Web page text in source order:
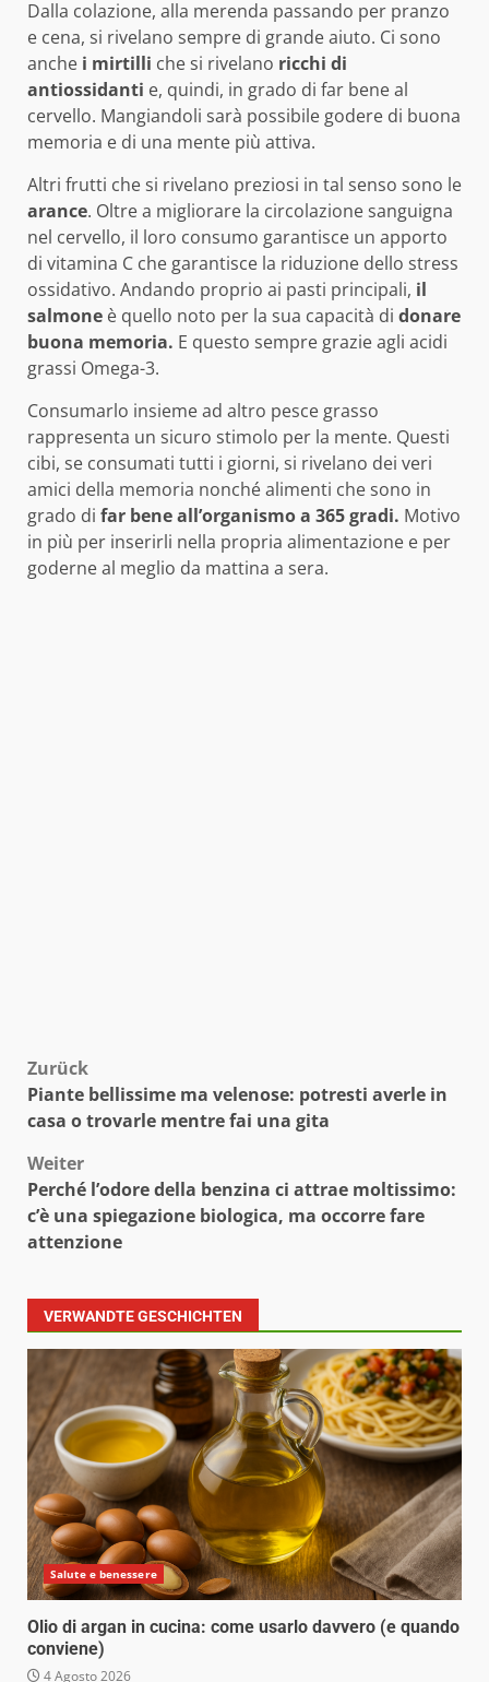
Dalla colazione, alla merenda passando per pranzo
e cena, si rivelano sempre di grande aiuto. Ci sono
anche i mirtilli che si rivelano ricchi di
antiossidanti e, quindi, in grado di far bene al
cervello. Mangiandoli sarà possibile godere di buona
memoria e di una mente più attiva.
Altri frutti che si rivelano preziosi in tal senso sono le
arance. Oltre a migliorare la circolazione sanguigna
nel cervello, il loro consumo garantisce un apporto
di vitamina C che garantisce la riduzione dello stress
ossidativo. Andando proprio ai pasti principali, il
salmone è quello noto per la sua capacità di donare
buona memoria. E questo sempre grazie agli acidi
grassi Omega-3.
Consumarlo insieme ad altro pesce grasso
rappresenta un sicuro stimolo per la mente. Questi
cibi, se consumati tutti i giorni, si rivelano dei veri
amici della memoria nonché alimenti che sono in
grado di far bene all’organismo a 365 gradi. Motivo
in più per inserirli nella propria alimentazione e per
goderne al meglio da mattina a sera.
Beitragsnavigation
Zurück
Piante bellissime ma velenose: potresti averle in
casa o trovarle mentre fai una gita
Weiter
Perché l’odore della benzina ci attrae moltissimo:
c’è una spiegazione biologica, ma occorre fare
attenzione
VERWANDTE GESCHICHTEN
Salute e benessere
Olio di argan in cucina: come usarlo davvero (e quando
conviene)
4 Agosto 2026